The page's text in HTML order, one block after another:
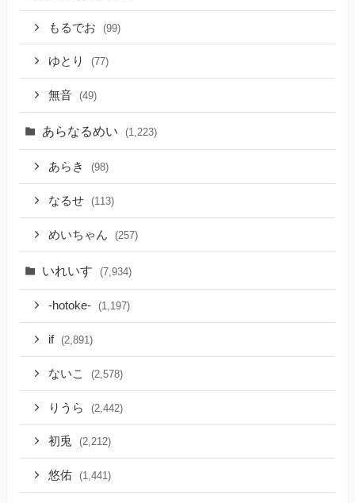
もるでお (99)
ゆとり (77)
無音 (49)
あらなるめい (1,223)
あらき (98)
なるせ (113)
めいちゃん (257)
いれいす (7,934)
-hotoke- (1,197)
if (2,891)
ないこ (2,578)
りうら (2,442)
初兎 (2,212)
悠佑 (1,441)